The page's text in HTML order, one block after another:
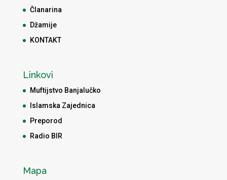
Članarina
Džamije
KONTAKT
Linkovi
Muftijstvo Banjalučko
Islamska Zajednica
Preporod
Radio BIR
Mapa